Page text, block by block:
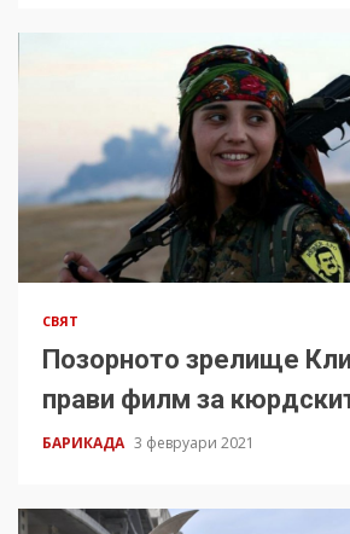
СВЯТ
Позорното зрелище
прави филм за
БАРИКАДА 3 февруари 2021